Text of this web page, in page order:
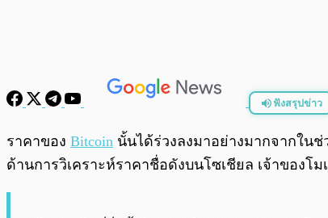
ฟังสรุปข่าว
พร้อมเล่น
ราคาของ Bitcoin นั้นได้ร่วงลงมาอย่างมากจากใน
ด้านการวิเคราะห์ราคาชื่อดังบนโซเชียล เจ้าของโ